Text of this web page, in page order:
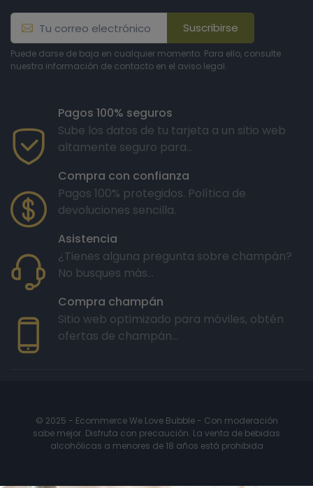
Suscribirse
Puede darse de baja en cualquier momento. Para ello, consulte
nuestra información de contacto en el aviso legal.
Pagos 100% seguros
Sube los datos de tu tarjeta a un sitio web
altamente seguro para...
Compra con confianza
Pagos 100% protegidos. Política de
devoluciones sencilla.
Asistencia
¿Tienes alguna pregunta sobre champán?
No busques más...
Compra champán
Sitio web optimizado para móviles, obtén
ofertas de champán...
© 2025 - Ecommerce We Love Bubble - Con moderación
sabe mejor. Disfruta con precaución. La venta de bebidas
alcohólicas a menores de 18 años está prohibida